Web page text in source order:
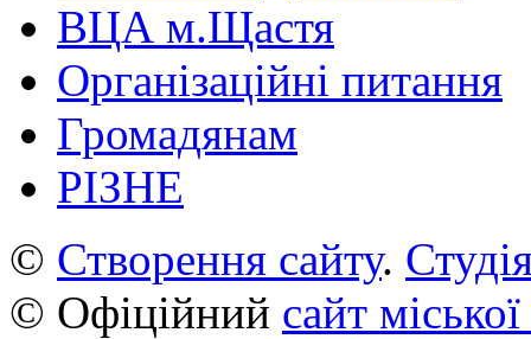
ВЦА м.Щастя
Організаційні питання
Громадянам
РІЗНЕ
© Створення сайту.
© Офіційний сайт